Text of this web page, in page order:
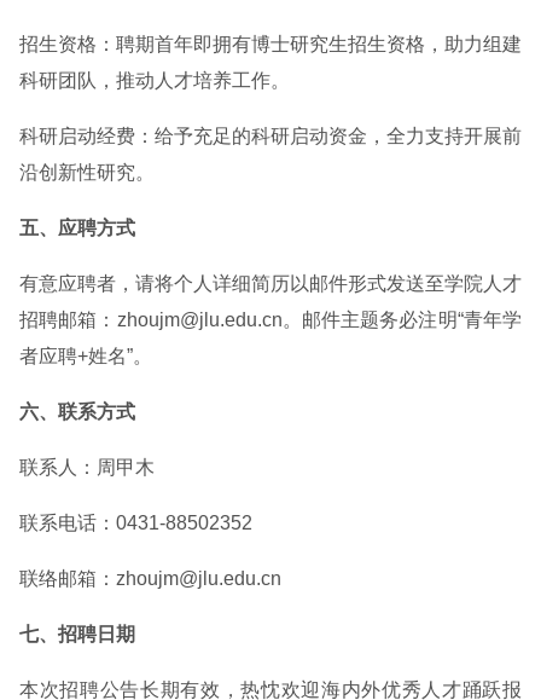
招生资格：聘期首年即拥有博士研究生招生资格，助力组建
科研团队，推动人才培养工作。
科研启动经费：给予充足的科研启动资金，全力支持开展前
沿创新性研究。
五、应聘方式
有意应聘者，请将个人详细简历以邮件形式发送至学院人才
招聘邮箱：zhoujm@jlu.edu.cn。邮件主题务必注明“青年学
者应聘+姓名”。
六、联系方式
联系人：周甲木
联系电话：0431-88502352
联络邮箱：zhoujm@jlu.edu.cn
七、招聘日期
本次招聘公告长期有效，热忱欢迎海内外优秀人才踊跃报